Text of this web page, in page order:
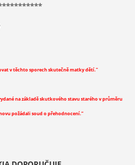
v těchto sporech skutečně matky dětí."
na základě skutkového stavu starého v průměru
požádali soud o přehodnocení.“